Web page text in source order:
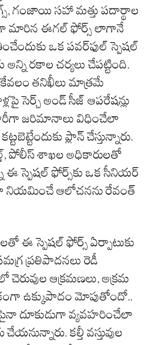
గంజాయి సహా మత్తు పదార్థాల
మారిన ఈగల్ ఫోర్స్ లాగానే
ఒక పవర్‌‌‌‌‌‌‌‌ఫుల్ స్పెషల్
అన్ని రకాల చర్యలు చేపట్టింది.
తనిఖీలు మాత్రమే
సెర్చ్ అండ్ సీజ్ ఆపరేషన్లు
జరిమానాలు విధించేలా
ప్లాన్ చేస్తున్నారు.
పోలీస్ శాఖల అధికారులతో
ఈ స్పెషల్ ఫోర్స్‌కు ఒక సీనియర్
నియమించే ఆలోచనను రేవంత్
ఈ స్పెషల్ ఫోర్స్ ఏర్పాటుకు
ప్రతిపాదనలు రెడీ
ఆక్రమణలు, అక్రమ
ఉక్కుపాదం మోపుతోందో..
దూకుడుగా వ్యవహరించేలా
కల్తీ వస్తువుల